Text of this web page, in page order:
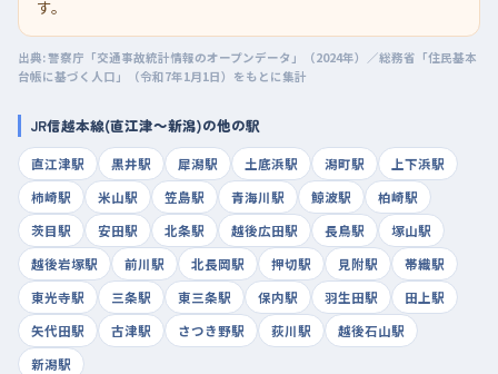
す。
出典: 警察庁「交通事故統計情報のオープンデータ」（2024年）／総務省「住民基本
台帳に基づく人口」（令和7年1月1日）をもとに集計
JR信越本線(直江津～新潟)の他の駅
直江津駅 黒井駅 犀潟駅 土底浜駅 潟町駅
上下浜駅
柿崎駅
米山駅 笠島駅 青海川駅 鯨波駅
柏崎駅
茨目駅
安田駅 北条駅 越後広田駅 長鳥駅
塚山駅
越後岩塚駅
前川駅 北長岡駅 押切駅 見附駅
帯織駅
東光寺駅
三条駅 東三条駅 保内駅 羽生田駅
田上駅
矢代田駅
古津駅 さつき野駅 荻川駅
越後石山駅
新潟駅